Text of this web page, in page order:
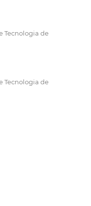
Tecnologia de
Tecnologia de